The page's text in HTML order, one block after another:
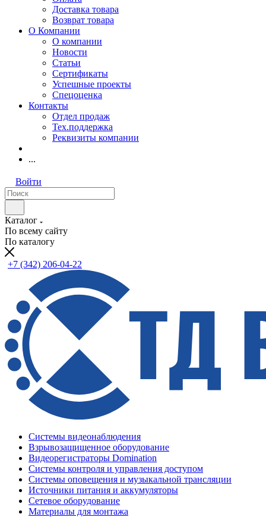
Доставка товара
Возврат товара
О Компании
О компании
Новости
Статьи
Сертификаты
Успешные проекты
Спецоценка
Контакты
Отдел продаж
Тех.поддержка
Реквизиты компании
...
Войти
Каталог
По всему сайту
По каталогу
+7 (342) 206-04-22
Системы видеонаблюдения
Взрывозащищенное оборудование
Видеорегистраторы Domination
Системы контроля и управления доступом
Системы оповещения и музыкальной трансляции
Источники питания и аккумуляторы
Сетевое оборудование
Материалы для монтажа